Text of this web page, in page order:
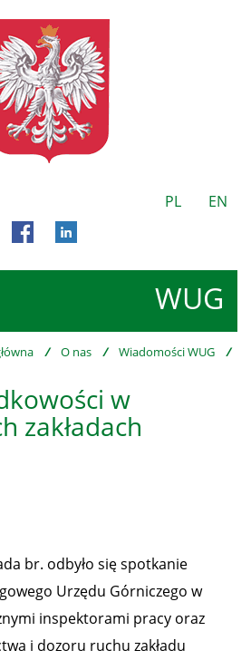
PL EN
WUG
/ O nas / Wiadomości WUG /
w
zakładach
br. odbyło się spotkanie
Urzędu Górniczego w
inspektorami pracy oraz
i dozoru ruchu zakładu